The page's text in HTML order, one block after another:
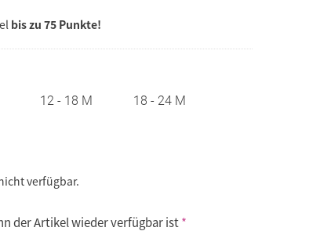
bis zu 75 Punkte!
12 - 18 M 18 - 24 M
verfügbar.
der Artikel wieder verfügbar ist